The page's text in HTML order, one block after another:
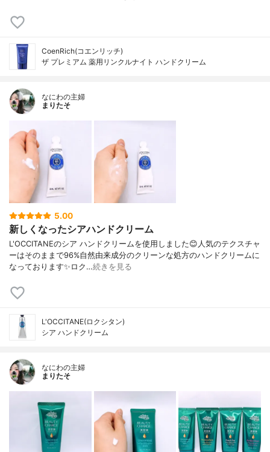
CoenRich(コエンリッチ)
ザ プレミアム 薬用リンクルナイト ハンドクリーム
なにわの主婦
まりたそ
5.00
新しくなったシアハンドクリーム
L'OCCITANEのシア ハンドクリームを使用しました😊人気のテクスチャ
ーはそのままで96%自然由来成分のクリーンな処方のハンドクリームに
なっております✨ロク…続きを見る
L'OCCITANE(ロクシタン)
シア ハンドクリーム
なにわの主婦
まりたそ